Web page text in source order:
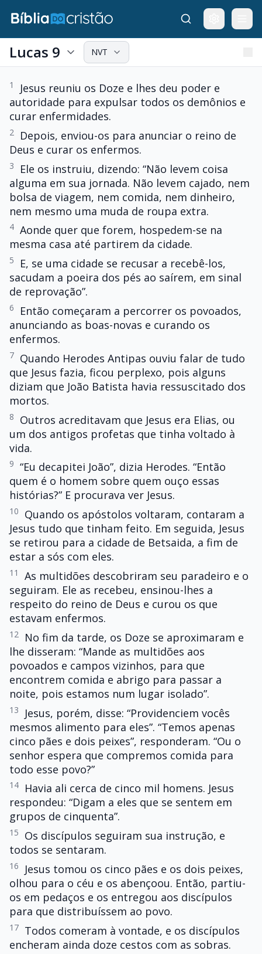
Lucas 9 NVT
1
Jesus reuniu os Doze e lhes deu poder e
autoridade para expulsar todos os demônios e
curar enfermidades.
2
Depois, enviou-os para anunciar o reino de
Deus e curar os enfermos.
3
Ele os instruiu, dizendo: “Não levem coisa
alguma em sua jornada. Não levem cajado, nem
bolsa de viagem, nem comida, nem dinheiro,
nem mesmo uma muda de roupa extra.
4 Aonde quer que forem, hospedem-se na
mesma casa até partirem da cidade.
5
E, se uma cidade se recusar a recebê-los,
sacudam a poeira dos pés ao saírem, em sinal
de reprovação”.
6
Então começaram a percorrer os povoados,
anunciando as boas-novas e curando os
enfermos.
7 Quando Herodes Antipas ouviu falar de tudo
que Jesus fazia, ficou perplexo, pois alguns
diziam que João Batista havia ressuscitado dos
mortos.
8
Outros acreditavam que Jesus era Elias, ou
um dos antigos profetas que tinha voltado à
vida.
9 “Eu decapitei João”, dizia Herodes. “Então
quem é o homem sobre quem ouço essas
histórias?” E procurava ver Jesus.
10
Quando os apóstolos voltaram, contaram a
Jesus tudo que tinham feito. Em seguida, Jesus
se retirou para a cidade de Betsaida, a fim de
estar a sós com eles.
11
As multidões descobriram seu paradeiro e o
seguiram. Ele as recebeu, ensinou-lhes a
respeito do reino de Deus e curou os que
estavam enfermos.
12
No fim da tarde, os Doze se aproximaram e
lhe disseram: “Mande as multidões aos
povoados e campos vizinhos, para que
encontrem comida e abrigo para passar a
noite, pois estamos num lugar isolado”.
13
Jesus, porém, disse: “Providenciem vocês
mesmos alimento para eles”. “Temos apenas
cinco pães e dois peixes”, responderam. “Ou o
senhor espera que compremos comida para
todo esse povo?”
14
Havia ali cerca de cinco mil homens. Jesus
respondeu: “Digam a eles que se sentem em
grupos de cinquenta”.
15
Os discípulos seguiram sua instrução, e
todos se sentaram.
16
Jesus tomou os cinco pães e os dois peixes,
olhou para o céu e os abençoou. Então, partiu-
os em pedaços e os entregou aos discípulos
para que distribuíssem ao povo.
17 Todos comeram à vontade, e os discípulos
encheram ainda doze cestos com as sobras.